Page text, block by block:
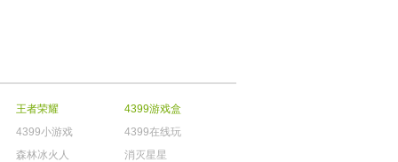
王者荣耀
4399游戏盒
4399小游戏
4399在线玩
森林冰火人
消灭星星